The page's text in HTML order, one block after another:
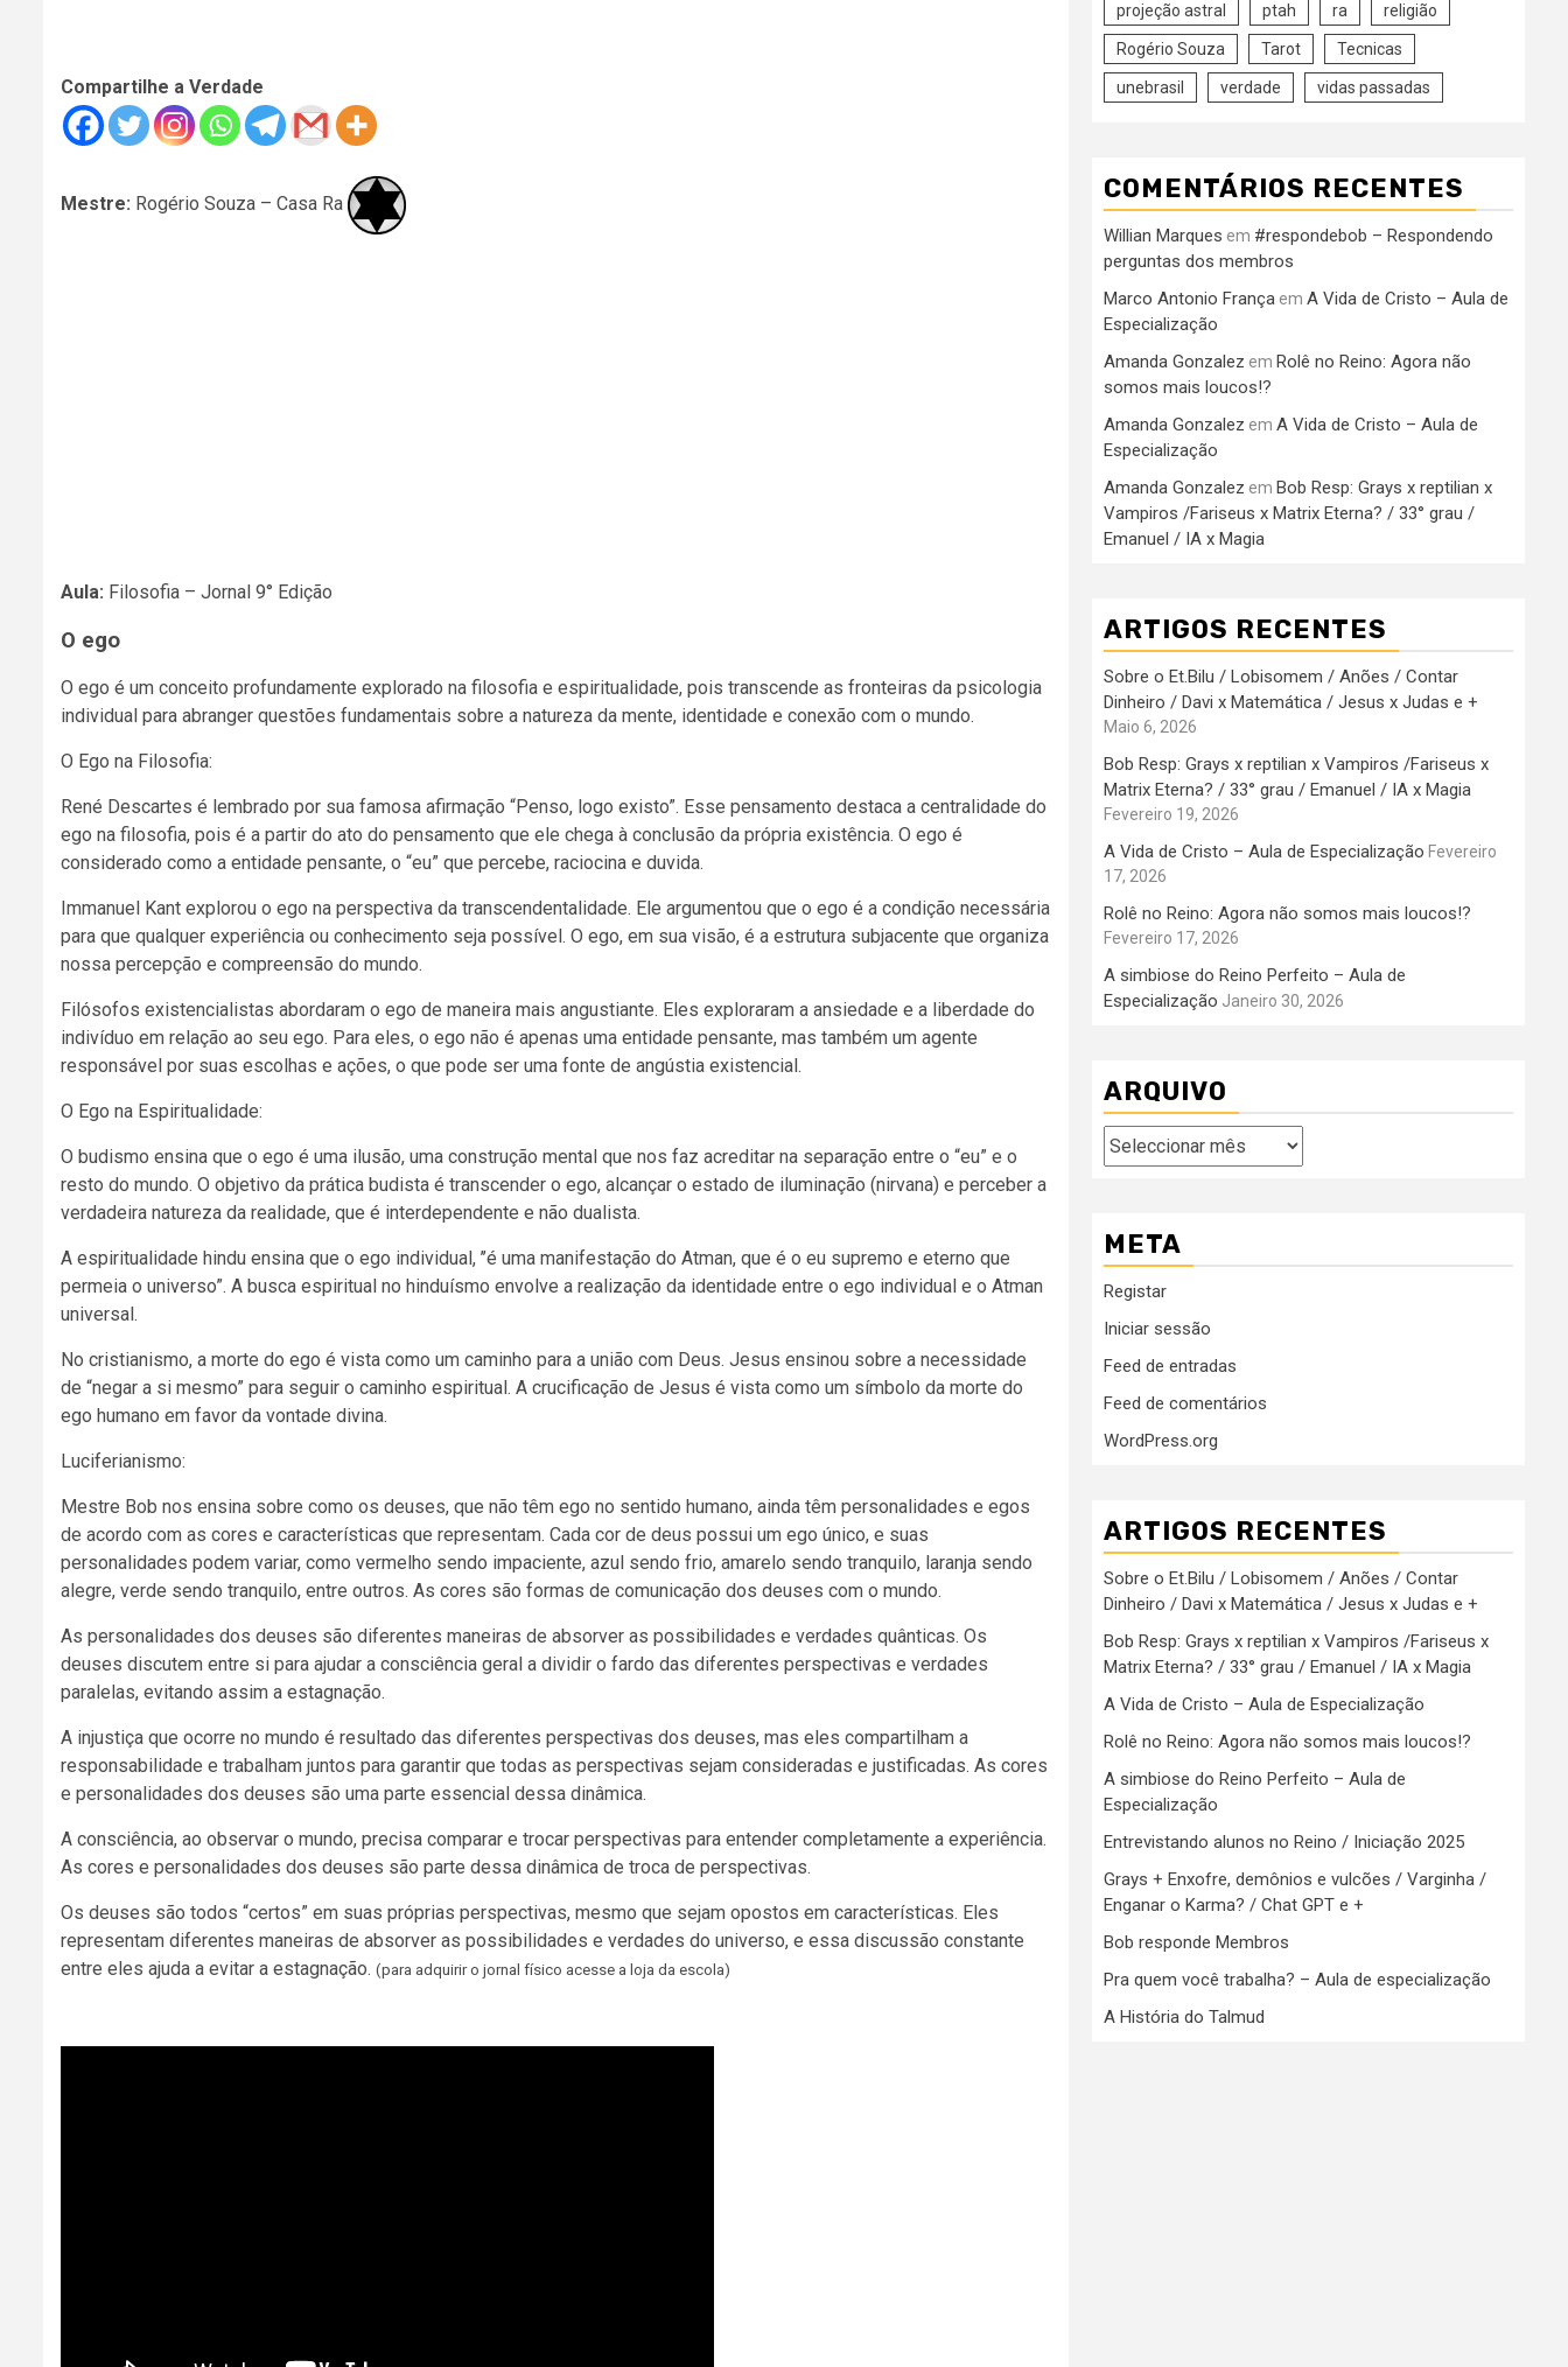
Compartilhe a Verdade
Mestre: Rogério Souza – Casa Ra
Aula: Filosofia – Jornal 9° Edição
O ego
O ego é um conceito profundamente explorado na filosofia e espiritualidade, pois transcende as fronteiras da psicologia
individual para abranger questões fundamentais sobre a natureza da mente, identidade e conexão com o mundo.
O Ego na Filosofia:
René Descartes é lembrado por sua famosa afirmação “Penso, logo existo”. Esse pensamento destaca a centralidade do
ego na filosofia, pois é a partir do ato do pensamento que ele chega à conclusão da própria existência. O ego é
considerado como a entidade pensante, o “eu” que percebe, raciocina e duvida.
Immanuel Kant explorou o ego na perspectiva da transcendentalidade. Ele argumentou que o ego é a condição necessária
para que qualquer experiência ou conhecimento seja possível. O ego, em sua visão, é a estrutura subjacente que organiza
nossa percepção e compreensão do mundo.
Filósofos existencialistas abordaram o ego de maneira mais angustiante. Eles exploraram a ansiedade e a liberdade do
indivíduo em relação ao seu ego. Para eles, o ego não é apenas uma entidade pensante, mas também um agente
responsável por suas escolhas e ações, o que pode ser uma fonte de angústia existencial.
O Ego na Espiritualidade:
O budismo ensina que o ego é uma ilusão, uma construção mental que nos faz acreditar na separação entre o “eu” e o
resto do mundo. O objetivo da prática budista é transcender o ego, alcançar o estado de iluminação (nirvana) e perceber a
verdadeira natureza da realidade, que é interdependente e não dualista.
A espiritualidade hindu ensina que o ego individual, ’’é uma manifestação do Atman, que é o eu supremo e eterno que
permeia o universo”. A busca espiritual no hinduísmo envolve a realização da identidade entre o ego individual e o Atman
universal.
No cristianismo, a morte do ego é vista como um caminho para a união com Deus. Jesus ensinou sobre a necessidade
de “negar a si mesmo” para seguir o caminho espiritual. A crucificação de Jesus é vista como um símbolo da morte do
ego humano em favor da vontade divina.
Luciferianismo:
Mestre Bob nos ensina sobre como os deuses, que não têm ego no sentido humano, ainda têm personalidades e egos
de acordo com as cores e características que representam. Cada cor de deus possui um ego único, e suas
personalidades podem variar, como vermelho sendo impaciente, azul sendo frio, amarelo sendo tranquilo, laranja sendo
alegre, verde sendo tranquilo, entre outros. As cores são formas de comunicação dos deuses com o mundo.
As personalidades dos deuses são diferentes maneiras de absorver as possibilidades e verdades quânticas. Os
deuses discutem entre si para ajudar a consciência geral a dividir o fardo das diferentes perspectivas e verdades
paralelas, evitando assim a estagnação.
A injustiça que ocorre no mundo é resultado das diferentes perspectivas dos deuses, mas eles compartilham a
responsabilidade e trabalham juntos para garantir que todas as perspectivas sejam consideradas e justificadas. As cores
e personalidades dos deuses são uma parte essencial dessa dinâmica.
A consciência, ao observar o mundo, precisa comparar e trocar perspectivas para entender completamente a experiência.
As cores e personalidades dos deuses são parte dessa dinâmica de troca de perspectivas.
Os deuses são todos “certos” em suas próprias perspectivas, mesmo que sejam opostos em características. Eles
representam diferentes maneiras de absorver as possibilidades e verdades do universo, e essa discussão constante
entre eles ajuda a evitar a estagnação. (para adquirir o jornal físico acesse a loja da escola)
projeção astral ptah ra religião
Rogério Souza Tarot Tecnicas
unebrasil verdade vidas passadas
COMENTÁRIOS RECENTES
Willian Marques em #respondebob – Respondendo
perguntas dos membros
Marco Antonio França em A Vida de Cristo – Aula de
Especialização
Amanda Gonzalez em Rolê no Reino: Agora não
somos mais loucos!?
Amanda Gonzalez em A Vida de Cristo – Aula de
Especialização
Amanda Gonzalez em Bob Resp: Grays x reptilian x
Vampiros /Fariseus x Matrix Eterna? / 33° grau /
Emanuel / IA x Magia
ARTIGOS RECENTES
Sobre o Et.Bilu / Lobisomem / Anões / Contar
Dinheiro / Davi x Matemática / Jesus x Judas e +
Maio 6, 2026
Bob Resp: Grays x reptilian x Vampiros /Fariseus x
Matrix Eterna? / 33° grau / Emanuel / IA x Magia
Fevereiro 19, 2026
A Vida de Cristo – Aula de Especialização Fevereiro
17, 2026
Rolê no Reino: Agora não somos mais loucos!?
Fevereiro 17, 2026
A simbiose do Reino Perfeito – Aula de
Especialização Janeiro 30, 2026
ARQUIVO
Arquivo
META
Registar
Iniciar sessão
Feed de entradas
Feed de comentários
WordPress.org
ARTIGOS RECENTES
Sobre o Et.Bilu / Lobisomem / Anões / Contar
Dinheiro / Davi x Matemática / Jesus x Judas e +
Bob Resp: Grays x reptilian x Vampiros /Fariseus x
Matrix Eterna? / 33° grau / Emanuel / IA x Magia
A Vida de Cristo – Aula de Especialização
Rolê no Reino: Agora não somos mais loucos!?
A simbiose do Reino Perfeito – Aula de
Especialização
Entrevistando alunos no Reino / Iniciação 2025
Grays + Enxofre, demônios e vulcões / Varginha /
Enganar o Karma? / Chat GPT e +
Bob responde Membros
Pra quem você trabalha? – Aula de especialização
A História do Talmud